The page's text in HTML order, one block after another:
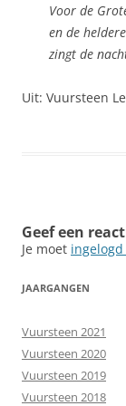
Voor de
en de
zingt de
Uit: Vuursteen
Geef een
Je moet
JAARGANGEN
Vuursteen 2021
Vuursteen 2020
Vuursteen 2019
Vuursteen 2018